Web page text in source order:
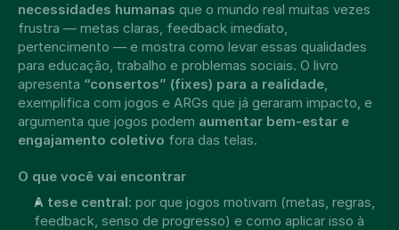
necessidades humanas que o mundo real muitas vezes
frustra — metas claras, feedback imediato,
pertencimento — e mostra como levar essas qualidades
para educação, trabalho e problemas sociais. O livro
apresenta “consertos” (fixes) para a realidade,
exemplifica com jogos e ARGs que já geraram impacto, e
argumenta que jogos podem aumentar bem-estar e
engajamento coletivo fora das telas.
O que você vai encontrar
A tese central: por que jogos motivam (metas, regras,
feedback, senso de progresso) e como aplicar isso à